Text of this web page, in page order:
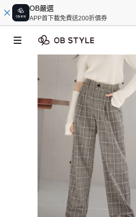
OB嚴選
APP首下載免費送200折價券